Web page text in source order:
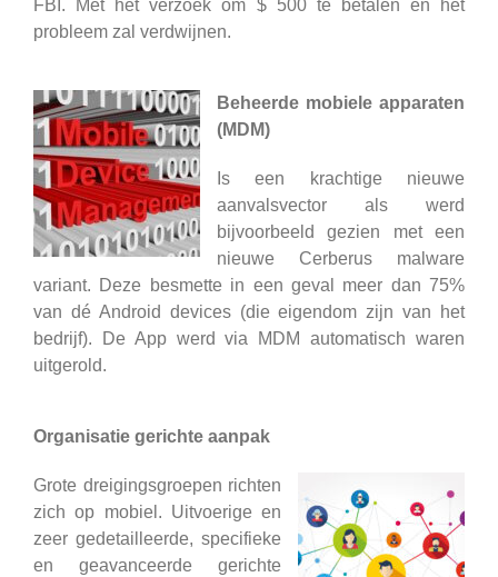
FBI. Met het verzoek om $ 500 te betalen en het
probleem zal verdwijnen.
Beheerde mobiele apparaten
(MDM)
Is een krachtige nieuwe
aanvalsvector als werd
bijvoorbeeld gezien met een
nieuwe Cerberus malware
variant. Deze besmette in een geval meer dan 75%
van dé Android devices (die eigendom zijn van het
bedrijf). De App werd via MDM automatisch waren
uitgerold.
Organisatie gerichte aanpak
Grote dreigingsgroepen richten
zich op mobiel. Uitvoerige en
zeer gedetailleerde, specifieke
en geavanceerde gerichte